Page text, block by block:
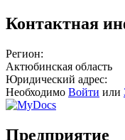
Контактная
Регион:
Актюбинская область
Юридический адрес:
Необходимо Войти или
Предприятие